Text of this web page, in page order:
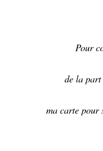
Pour
de la
ma carte pour